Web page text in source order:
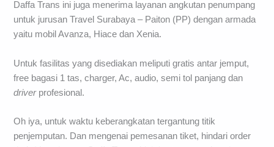
Daffa Trans ini juga menerima layanan angkutan penumpang
untuk jurusan Travel Surabaya – Paiton (PP) dengan armada
yaitu mobil Avanza, Hiace dan Xenia.
Untuk fasilitas yang disediakan meliputi gratis antar jemput,
free bagasi 1 tas, charger, Ac, audio, semi tol panjang dan
driverprofesional.
Oh iya, untuk waktu keberangkatan tergantung titik
penjemputan. Dan mengenai pemesanan tiket, hindari order